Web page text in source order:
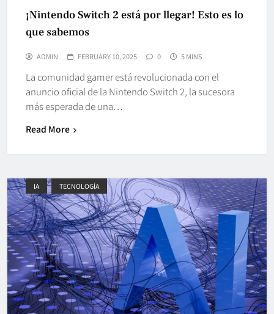
¡Nintendo Switch 2 está por llegar! Esto es lo
que sabemos
ADMIN FEBRUARY 10, 2025 0 5 MINS
La comunidad gamer está revolucionada con el
anuncio oficial de la Nintendo Switch 2, la sucesora
más esperada de una…
Read More
IA TECNOLOGÍA